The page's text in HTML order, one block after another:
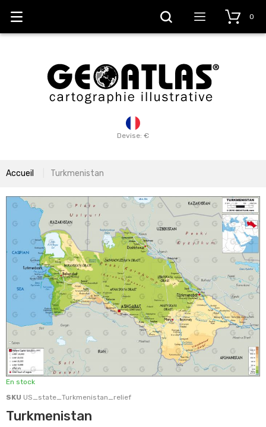
Devise: €
0
Accueil Turkmenistan
En stock
SKU US_state_Turkmenistan_relief
Turkmenistan